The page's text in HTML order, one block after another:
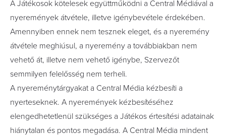
A Játékosok kötelesek együttműködni a Central Médiával a
nyeremények átvétele, illetve igénybevétele érdekében.
Amennyiben ennek nem tesznek eleget, és a nyeremény
átvétele meghiúsul, a nyeremény a továbbiakban nem
vehető át, illetve nem vehető igénybe, Szervezőt
semmilyen felelősség nem terheli.
A nyereménytárgyakat a Central Média kézbesíti a
nyerteseknek. A nyeremények kézbesítéséhez
elengedhetetlenül szükséges a Játékos értesítési adatainak
hiánytalan és pontos megadása. A Central Média mindent